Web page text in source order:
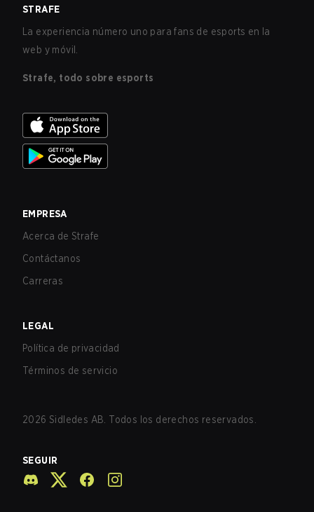
STRAFE
La experiencia número uno para fans de esports en la
web y móvil.
Strafe, todo sobre esports
EMPRESA
Acerca de Strafe
Contáctanos
Carreras
LEGAL
Política de privacidad
Términos de servicio
2026 Sidledes AB. Todos los derechos reservados.
SEGUIR